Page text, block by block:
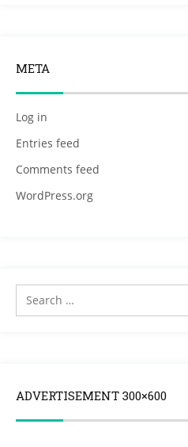
META
Log in
Entries feed
Comments feed
WordPress.org
ADVERTISEMENT 300×600